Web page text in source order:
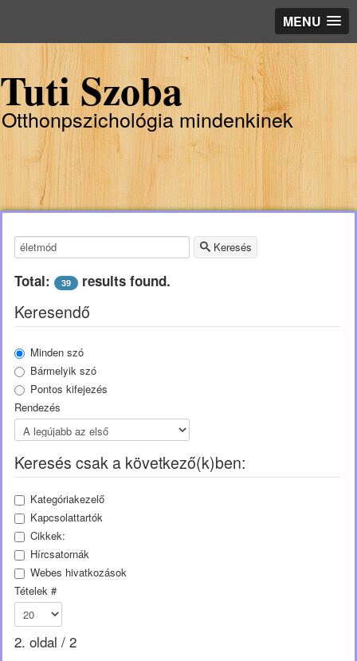
MENU
Tuti Szoba
Otthonpszichológia mindenkinek
Keresendő kulcsszó: Keresés
Total: 39 results found.
Keresendő
Minden szó
Bármelyik szó
Pontos kifejezés
Rendezés
Keresés csak a következő(k)ben:
Kategóriakezelő
Kapcsolattartók
Cikkek:
Hírcsatornák
Webes hivatkozások
Tételek #
2. oldal / 2